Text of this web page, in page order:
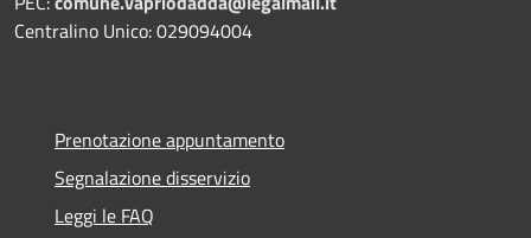
Centralino Unico: 029094004
Prenotazione appuntamento
Segnalazione disservizio
Leggi le FAQ